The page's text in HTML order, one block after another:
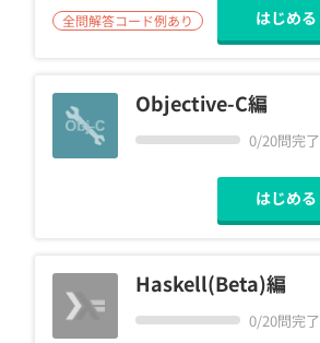
全問解答コード例あり はじめる
Objective-C編
0/20問完了
はじめる
Haskell(Beta)編
0/20問完了